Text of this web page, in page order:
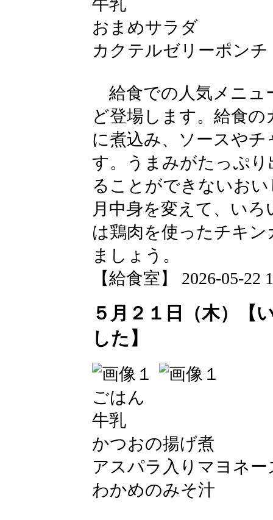
おまめサラダ
カクテルゼリーポンチ
給食での人気メニュ
ど登場します。給食
に煮込み、ソースや
す。うまみがたっぷ
ることができないお
月中身を変えて、い
は鶏肉を使ったチキ
ましょう。
【給食室】 2026-05-22
５月２１日（木）【
した】
ごはん
牛乳
かつおの揚げ煮
アスパラ入りマヨネ
わかめのみそ汁